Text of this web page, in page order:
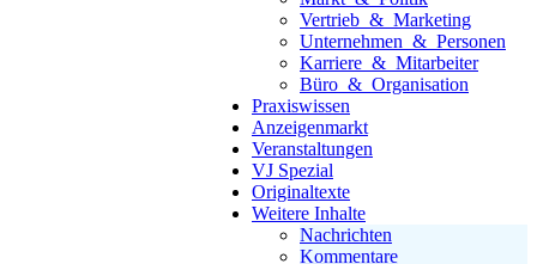
Vertrieb & Marketing
Unternehmen & Personen
Karriere & Mitarbeiter
Büro & Organisation
Praxiswissen
Anzeigenmarkt
Veranstaltungen
VJ Spezial
Originaltexte
Weitere Inhalte
Nachrichten
Kommentare